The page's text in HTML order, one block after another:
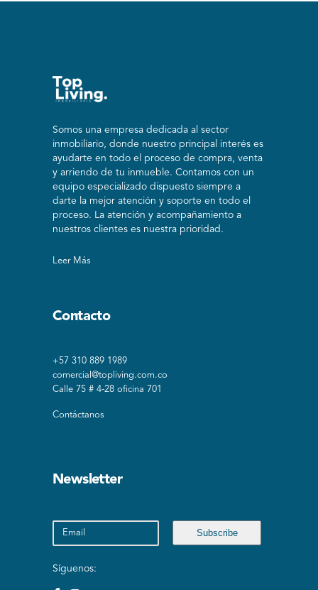
Somos una empresa dedicada al sector
inmobiliario, donde nuestro principal interés es
ayudarte en todo el proceso de compra, venta
y arriendo de tu inmueble. Contamos con un
equipo especializado dispuesto siempre a
darte la mejor atención y soporte en todo el
proceso. La atención y acompañamiento a
nuestros clientes es nuestra prioridad.
Leer Más
Contacto
+57 310 889 1989
comercial@topliving.com.co
Calle 75 # 4-28 oficina 701
Contáctanos
Newsletter
Síguenos: